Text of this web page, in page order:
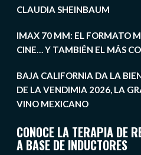
CLAUDIA SHEINBAUM
IMAX 70 MM: EL FORMATO
CINE… Y TAMBIÉN EL MÁS
BAJA CALIFORNIA DA LA
DE LA VENDIMIA 2026, LA
VINO MEXICANO
CONOCE LA TERAPIA DE
A BASE DE INDUCTORES